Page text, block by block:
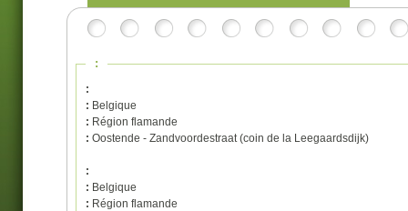
:
:
: Belgique
: Région flamande
: Oostende - Zandvoordestraat (coin de la Leegaardsdijk)
:
: Belgique
: Région flamande